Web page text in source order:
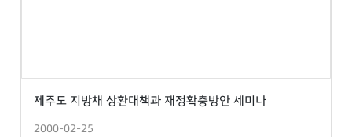
제주도 지방채 상환대책과 재정확충방안 세미나
2000-02-25